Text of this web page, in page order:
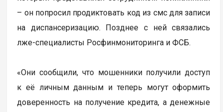
– он попросил продиктовать код из смс для записи
на диспансеризацию. Позднее с ней связались
лже-специалисты Росфинмониторинга и ФСБ.
«Они сообщили, что мошенники получили доступ
к её личным данным и теперь могут оформить
доверенность на получение кредита, а денежные